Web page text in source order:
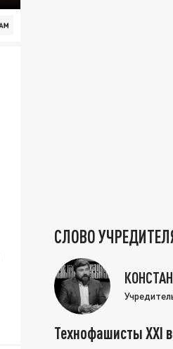
СЛОВО
Технофашисты XXI